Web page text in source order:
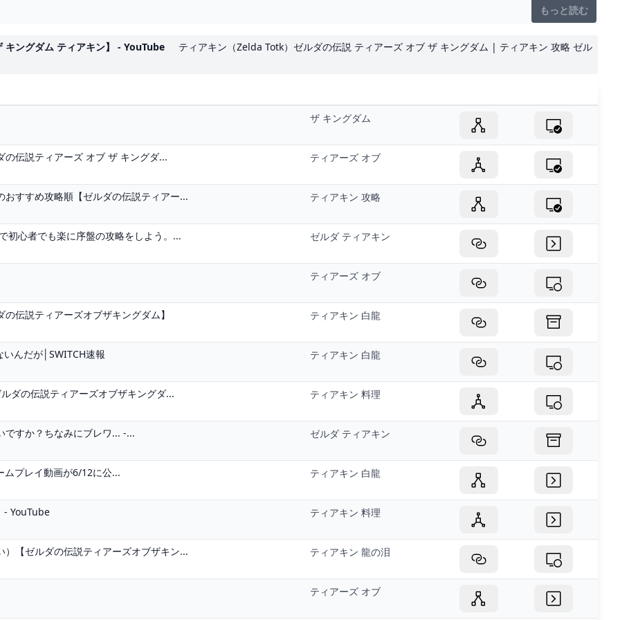
もっと読む
キングダム ティアキン】 - YouTube ティアキン（Zelda Totk）ゼルダの伝説 ティアーズ オブ ザ キングダム | ティアキン 攻略 ゼル
ザ キングダム
伝説ティアーズ オブ ザ キングダ... ティアーズ オブ
すすめ攻略順【ゼルダの伝説ティアー... ティアキン 攻略
初心者でも楽に序盤の攻略をしよう。... ゼルダ ティアキン
ティアーズ オブ
伝説ティアーズオブザキングダム】 ティアキン 白龍
んだが│SWITCH速報 ティアキン 白龍
ダの伝説ティアーズオブザキングダ... ティアキン 料理
ですか？ちなみにブレワ... -... ゼルダ ティアキン
ムプレイ動画が6/12に公... ティアキン 白龍
- YouTube ティアキン 料理
【ゼルダの伝説ティアーズオブザキン... ティアキン 龍の泪
ティアーズ オブ